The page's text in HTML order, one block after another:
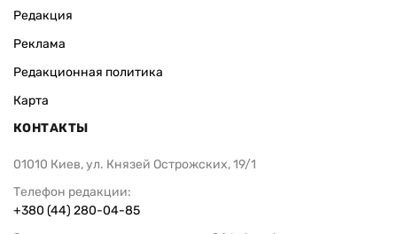
Редакция
Реклама
Редакционная политика
Карта
КОНТАКТЫ
01010 Киев, ул. Князей Острожских, 19/1
Телефон редакции:
+380 (44) 280-04-85